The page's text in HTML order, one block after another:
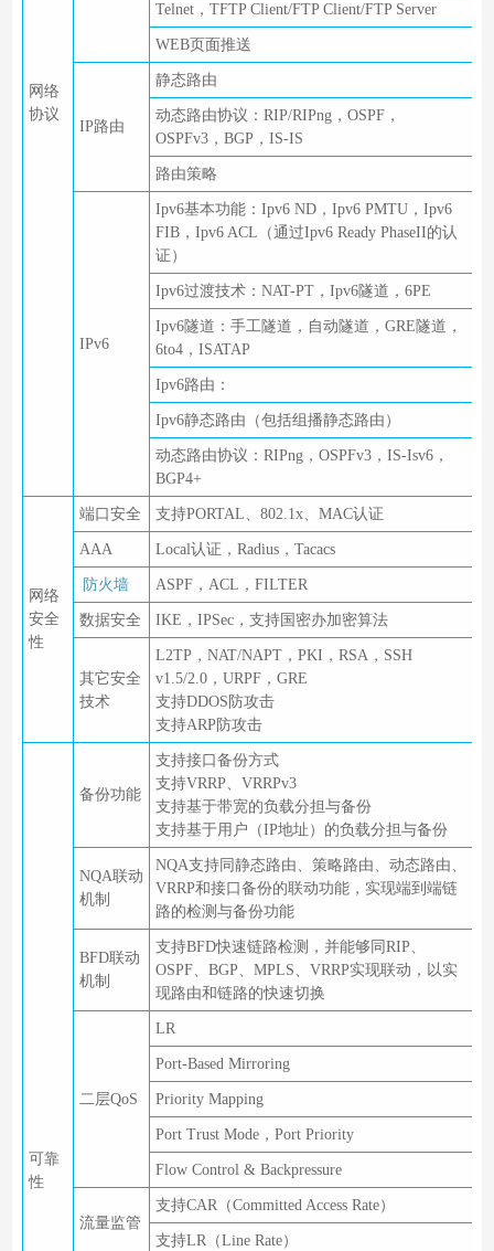
网络
协议
Telnet，TFTP Client/FTP Client/FTP Server
WEB页面推送
IP路由
静态路由
动态路由协议：RIP/RIPng，OSPF，
OSPFv3，BGP，IS-IS
路由策略
IPv6
Ipv6基本功能：Ipv6 ND，Ipv6 PMTU，Ipv6
FIB，Ipv6 ACL（通过Ipv6 Ready PhaseII的认
证）
Ipv6过渡技术：NAT-PT，Ipv6隧道，6PE
Ipv6隧道：手工隧道，自动隧道，GRE隧道，
6to4，ISATAP
Ipv6路由：
Ipv6静态路由（包括组播静态路由）
动态路由协议：RIPng，OSPFv3，IS-Isv6，
BGP4+
网络
安全
性
端口安全 支持PORTAL、802.1x、MAC认证
AAA Local认证，Radius，Tacacs
防火墙 ASPF，ACL，FILTER
数据安全 IKE，IPSec，支持国密办加密算法
其它安全
技术
L2TP，NAT/NAPT，PKI，RSA，SSH
v1.5/2.0，URPF，GRE
支持DDOS防攻击
支持ARP防攻击
可靠
性
备份功能
支持接口备份方式
支持VRRP、VRRPv3
支持基于带宽的负载分担与备份
支持基于用户（IP地址）的负载分担与备份
NQA联动
机制
NQA支持同静态路由、策略路由、动态路由、
VRRP和接口备份的联动功能，实现端到端链
路的检测与备份功能
BFD联动
机制
支持BFD快速链路检测，并能够同RIP、
OSPF、BGP、MPLS、VRRP实现联动，以实
现路由和链路的快速切换
二层QoS
LR
Port-Based Mirroring
Priority Mapping
Port Trust Mode，Port Priority
Flow Control & Backpressure
流量监管
支持CAR（Committed Access Rate）
支持LR（Line Rate）